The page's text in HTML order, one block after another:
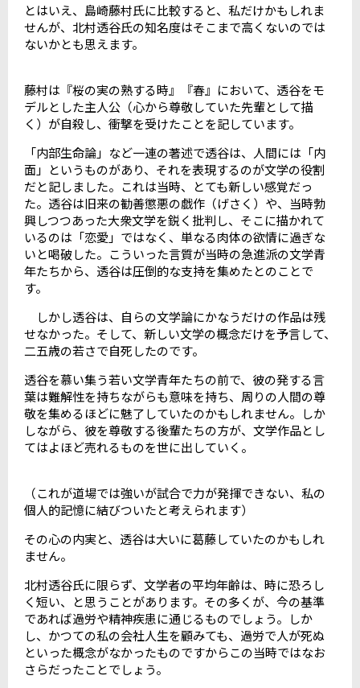
とはいえ、島崎藤村氏に比較すると、私だけかもしれま
せんが、北村透谷氏の知名度はそこまで高くないのでは
ないかとも思えます。
藤村は『桜の実の熟する時』『春』において、透谷をモ
デルとした主人公（心から尊敬していた先輩として描
く）が自殺し、衝撃を受けたことを記しています。
「内部生命論」など一連の著述で透谷は、人間には「内
面」というものがあり、それを表現するのが文学の役割
だと記しました。これは当時、とても新しい感覚だっ
た。透谷は旧来の勧善懲悪の戯作（げさく）や、当時勃
興しつつあった大衆文学を鋭く批判し、そこに描かれて
いるのは「恋愛」ではなく、単なる肉体の欲情に過ぎな
いと喝破した。こういった言質が当時の急進派の文学青
年たちから、透谷は圧倒的な支持を集めたとのことで
す。
しかし透谷は、自らの文学論にかなうだけの作品は残
せなかった。そして、新しい文学の概念だけを予言して、
二五歳の若さで自死したのです。
透谷を慕い集う若い文学青年たちの前で、彼の発する言
葉は難解性を持ちながらも意味を持ち、周りの人間の尊
敬を集めるほどに魅了していたのかもしれません。しか
しながら、彼を尊敬する後輩たちの方が、文学作品とし
てはよほど売れるものを世に出していく。
（これが道場では強いが試合で力が発揮できない、私の
個人的記憶に結びついたと考えられます）
その心の内実と、透谷は大いに葛藤していたのかもしれ
ません。
北村透谷氏に限らず、文学者の平均年齢は、時に恐ろし
く短い、と思うことがあります。その多くが、今の基準
であれば過労や精神疾患に通じるものでしょう。しか
し、かつての私の会社人生を顧みても、過労で人が死ぬ
といった概念がなかったものですからこの当時ではなお
さらだったことでしょう。